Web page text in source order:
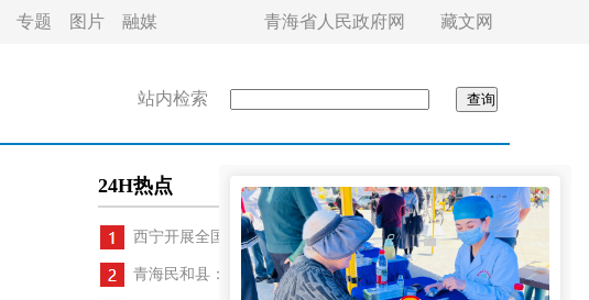
专题 图片 融媒 青海省人民政府网 藏文网
站内检索
24H热点
西宁开展全国助残日系列活动 暖心护航残疾人融...
青海民和县：2026年民法典集中宣传活动启动